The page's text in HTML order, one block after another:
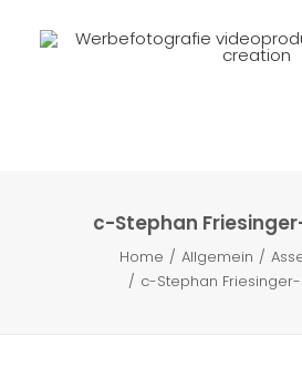
c-Stephan
Home Allgemein
c-Stephan